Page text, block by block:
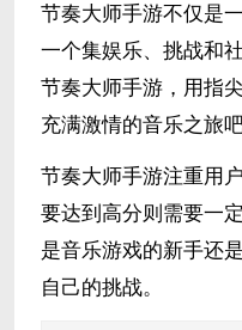
节奏大师手游不仅是
一个集娱乐、挑战和
节奏大师手游，用指
充满激情的音乐之旅吧
节奏大师手游注重用
要达到高分则需要一
是音乐游戏的新手还
自己的挑战。